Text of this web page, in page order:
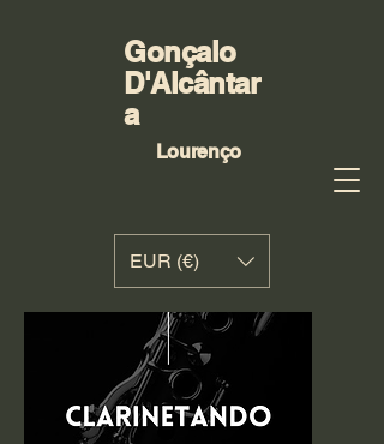
Gonçalo
D'Alcântar
a
Lourenço
EUR (€)